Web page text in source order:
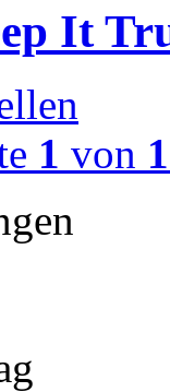
It
1 von